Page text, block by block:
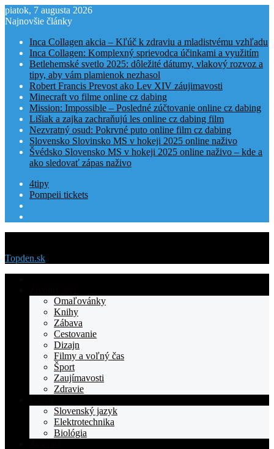
piatok, 7 augusta 2026
Najnovšie články
Inca Collagen akcia – Kľúč k zdraviu a mladistvému vzhľadu
Inca Collagen: Komplexný sprievodca účinkami a využitím
Betlehemské svetlo 2025: dôležité dátumy, vlakový rozvoz a
tipy, aby vám plamienok nezhasol
Robert Francis Prevost ako Lev XIV záujimavosti
Minecraft vo filme online cz dabing
Mission: Impossible – Posledné zúčtovanie online cz dabing
Lišiak a zajka zachraňujú les online cz dabing film
Nezvratný osud: Pokrvné puto online film cz dabing
Slovensko Slovinsko MS v hokeji 2025 online naživo
Švédsko Slovensko MS v hokeji 2025 online naživo – kde a
ako sledovať zápas naživo
4tipy
Pompeii tickets
Topden.sk
TOPden.skOmaľovánky
Knihy
Zábava
Cestovanie
Dizajn
Filmy a voľný čas
Šport
Zaujímavosti
Zdravie
Slovenský jazyk
Elektrotechnika
Biológia